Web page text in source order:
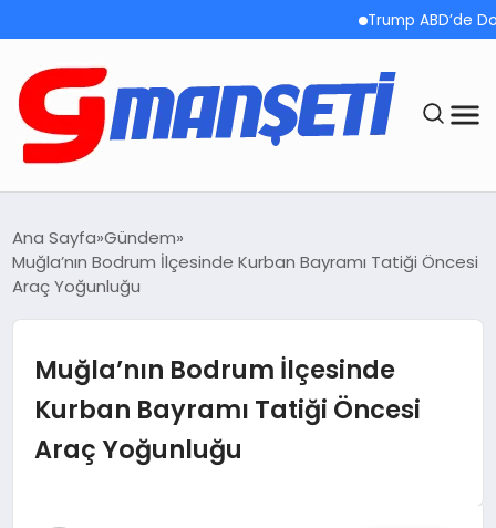
Trump ABD’de
DEMOLAR
TEKNOLOJI
OYUN
Ana Sayfa Gündem
Muğla’nın Bodrum İlçesinde Kurban Bayramı Tatiği Öncesi
Araç Yoğunluğu
Muğla’nın Bodrum İlçesinde
Kurban Bayramı Tatiği Öncesi
Araç Yoğunluğu